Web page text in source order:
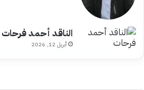
الناقد أحمد
أبريل 12, 2026